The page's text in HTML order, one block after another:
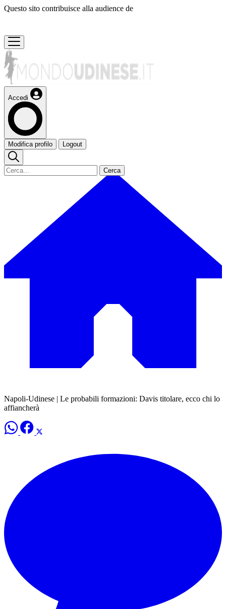
Questo sito contribuisce alla audience de
Accedi
Modifica profilo Logout
Cerca
Napoli-Udinese | Le probabili formazioni: Davis titolare, ecco chi lo
affiancherà